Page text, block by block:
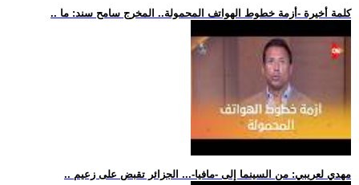
.. كلمة أخيرة -أزمة خطوط الهواتف المحمولة.. المخرج سامح سند: ما
.. مهدي لعريبي: من السينما إلى -مافيا-... الجزائر تقبض على زعيم